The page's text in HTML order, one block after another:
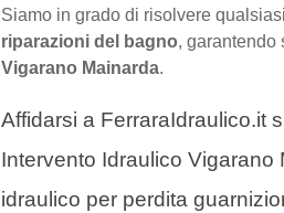
Siamo in grado di risolvere qualsiasi
riparazioni del bagno, garantendo
Vigarano Mainarda.
Affidarsi a FerraraIdraulico.it
Intervento Idraulico
idraulico per perdita